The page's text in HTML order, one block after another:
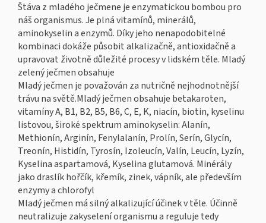
Štáva z mladého ječmene je enzymatickou bombou pro
náš organismus. Je plná vitamínů, minerálů,
aminokyselin a enzymů. Díky jeho nenapodobitelné
kombinaci dokáže působit alkalizačně, antioxidačně a
upravovat životně důležité procesy v lidském těle. Mladý
zelený ječmen obsahuje
Mladý ječmen je považován za nutričně nejhodnotnější
trávu na světě.Mladý ječmen obsahuje betakaroten,
vitamíny A, B1, B2, B5, B6, C, E, K, niacín, biotin, kyselinu
listovou, široké spektrum aminokyselin: Alanín,
Methionín, Arginín, Fenylalanín, Prolín, Serín, Glycín,
Treonín, Histidín, Tyrosín, Izoleucín, Valín, Leucín, Lyzín,
Kyselina aspartamová, Kyselina glutamová. Minérály
jako draslík hořčík, křemík, zinek, vápník, ale především
enzymy a chlorofyl
Mladý ječmen má silný alkalizující účinek v těle. Účinně
neutralizuje zakyselení organismu a reguluje tedy